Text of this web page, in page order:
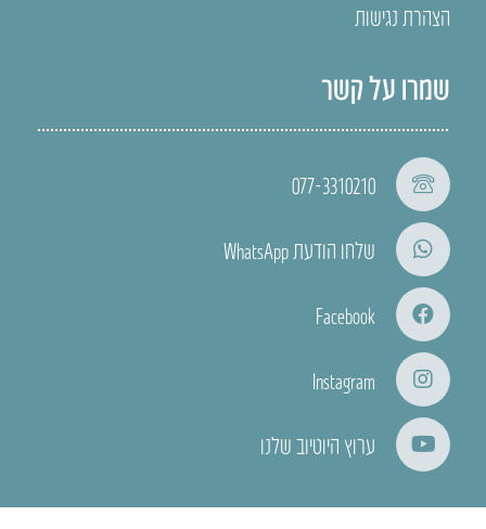
הצהרת נגישות
שמרו על קשר
077-3310210
שלחו הודעת WhatsApp
Facebook
Instagram
ערוץ היוטיוב שלנו